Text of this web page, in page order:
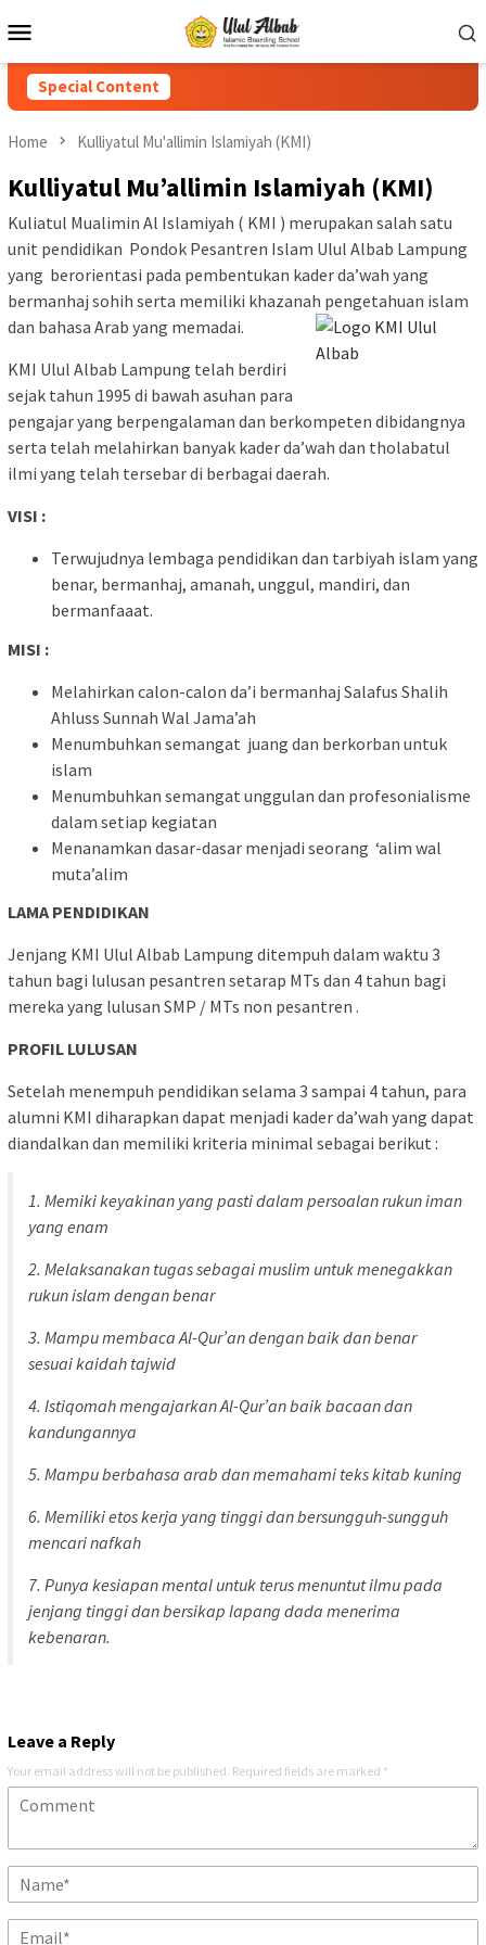
Special Content
Home Kulliyatul Mu'allimin Islamiyah (KMI)
Kulliyatul Mu’allimin Islamiyah (KMI)
Kuliatul Mualimin Al Islamiyah ( KMI ) merupakan salah satu
unit pendidikan Pondok Pesantren Islam Ulul Albab Lampung
yang berorientasi pada pembentukan kader da’wah yang
bermanhaj sohih serta memiliki khazanah pengetahuan islam
dan bahasa Arab yang memadai.
KMI Ulul Albab Lampung telah berdiri
sejak tahun 1995 di bawah asuhan para
pengajar yang berpengalaman dan berkompeten dibidangnya
serta telah melahirkan banyak kader da’wah dan tholabatul
ilmi yang telah tersebar di berbagai daerah.
VISI :
Terwujudnya lembaga pendidikan dan tarbiyah islam yang
benar, bermanhaj, amanah, unggul, mandiri, dan
bermanfaaat.
MISI :
Melahirkan calon-calon da’i bermanhaj Salafus Shalih
Ahluss Sunnah Wal Jama’ah
Menumbuhkan semangat juang dan berkorban untuk
islam
Menumbuhkan semangat unggulan dan profesonialisme
dalam setiap kegiatan
Menanamkan dasar-dasar menjadi seorang ‘alim wal
muta’alim
LAMA PENDIDIKAN
Jenjang KMI Ulul Albab Lampung ditempuh dalam waktu 3
tahun bagi lulusan pesantren setarap MTs dan 4 tahun bagi
mereka yang lulusan SMP / MTs non pesantren .
PROFIL LULUSAN
Setelah menempuh pendidikan selama 3 sampai 4 tahun, para
alumni KMI diharapkan dapat menjadi kader da’wah yang dapat
diandalkan dan memiliki kriteria minimal sebagai berikut :
1. Memiki keyakinan yang pasti dalam persoalan rukun iman
yang enam
2. Melaksanakan tugas sebagai muslim untuk menegakkan
rukun islam dengan benar
3. Mampu membaca Al-Qur’an dengan baik dan benar
sesuai kaidah tajwid
4. Istiqomah mengajarkan Al-Qur’an baik bacaan dan
kandungannya
5. Mampu berbahasa arab dan memahami teks kitab kuning
6. Memiliki etos kerja yang tinggi dan bersungguh-sungguh
mencari nafkah
7. Punya kesiapan mental untuk terus menuntut ilmu pada
jenjang tinggi dan bersikap lapang dada menerima
kebenaran.
Leave a Reply
Your email address will not be published. Required fields are marked *